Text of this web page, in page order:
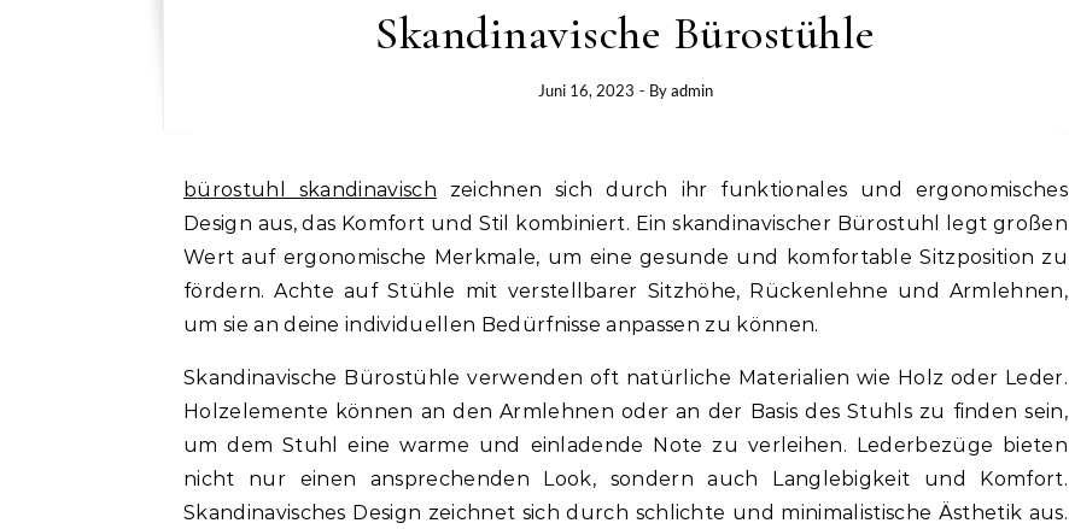
Skandinavische Bürostühle
Juni 16, 2023 - Byadmin
bürostuhl skandinavisch zeichnen sich durch ihr funktionales und ergonomisches
Design aus, das Komfort und Stil kombiniert. Ein skandinavischer Bürostuhl legt großen
Wert auf ergonomische Merkmale, um eine gesunde und komfortable Sitzposition zu
fördern. Achte auf Stühle mit verstellbarer Sitzhöhe, Rückenlehne und Armlehnen,
um sie an deine individuellen Bedürfnisse anpassen zu können.
Skandinavische Bürostühle verwenden oft natürliche Materialien wie Holz oder Leder.
Holzelemente können an den Armlehnen oder an der Basis des Stuhls zu finden sein,
um dem Stuhl eine warme und einladende Note zu verleihen. Lederbezüge bieten
nicht nur einen ansprechenden Look, sondern auch Langlebigkeit und Komfort.
Skandinavisches Design zeichnet sich durch schlichte und minimalistische Ästhetik aus.